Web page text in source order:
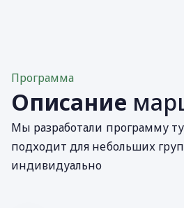
Программа
Описание
Мы разработали программу
подходит для небольших
индивидуально